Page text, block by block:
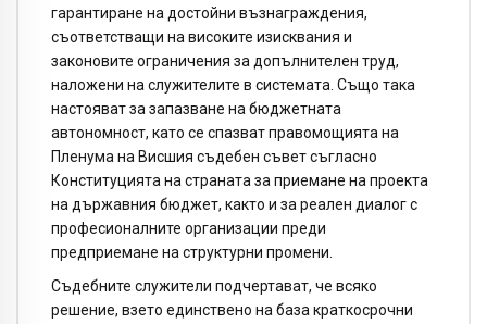
гарантиране на достойни възнаграждения,
съответстващи на високите изисквания и
законовите ограничения за допълнителен труд,
наложени на служителите в системата. Също така
настояват за запазване на бюджетната
автономност, като се спазват правомощията на
Пленума на Висшия съдебен съвет съгласно
Конституцията на страната за приемане на проекта
на държавния бюджет, както и за реален диалог с
професионалните организации преди
предприемане на структурни промени.
Съдебните служители подчертават, че всяко
решение, взето единствено на база краткосрочни